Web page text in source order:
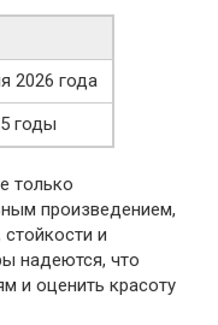
2026 года
годы
только
произведением,
и
надеются, что
и оценить красоту